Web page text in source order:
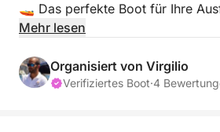
🚤 Das perfekte Boot für Ihre
- Modell: Princess Riviera 46,
- Kapazität: Bis zu 12 Personen.
Mehr lesen
Organisiert von Virgilio
Verifiziertes Boot·4